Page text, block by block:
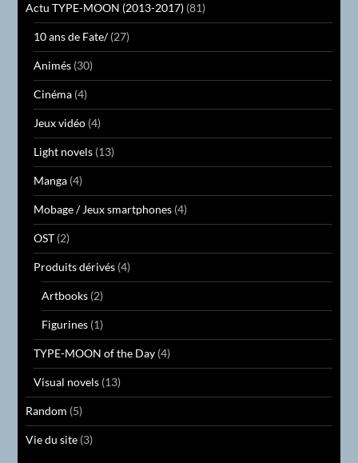
Actu TYPE-MOON (2013-2017) (81)
10 ans de Fate/(27)
Animés (30)
Cinéma (4)
Jeux vidéo (4)
Light novels (13)
Manga (4)
Mobage / Jeux smartphones (4)
OST (2)
Produits dérivés (4)
Artbooks (2)
Figurines (1)
TYPE-MOON of the Day (4)
Visual novels (13)
Random (5)
Vie du site (3)